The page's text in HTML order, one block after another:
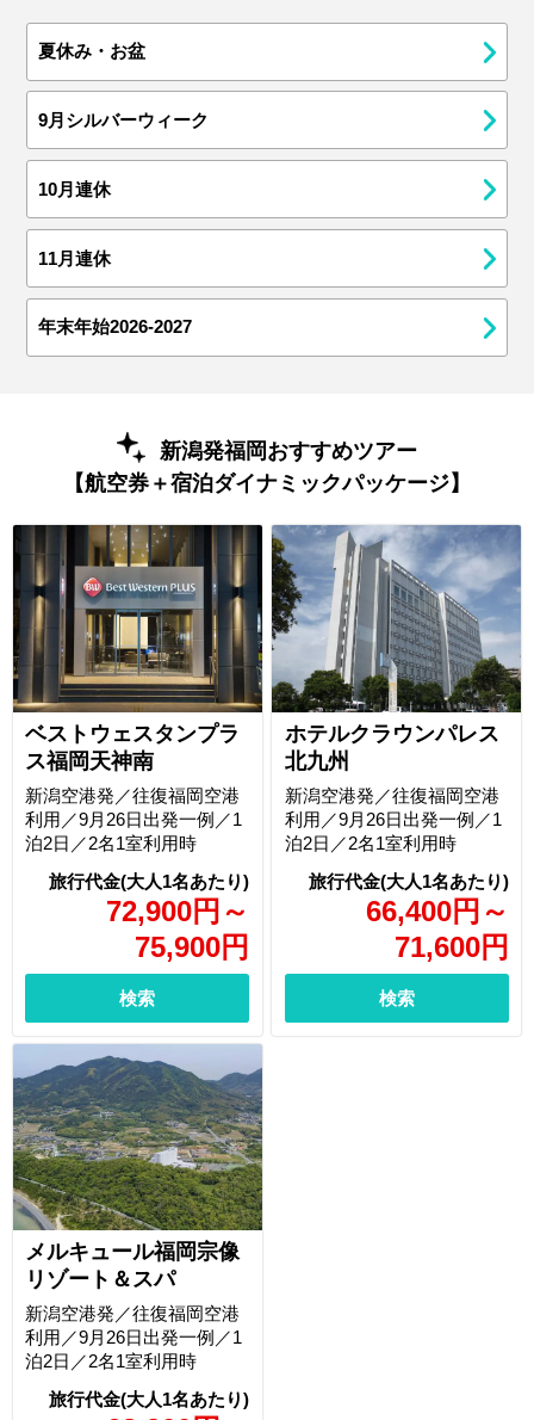
夏休み・お盆
9月シルバーウィーク
10月連休
11月連休
年末年始2026-2027
新潟発福岡おすすめツアー
【航空券＋宿泊ダイナミックパッケージ】
ベストウェスタンプラ
ス福岡天神南
72,900円 ～
75,900円
新潟空港発／往復福岡空港
利用／9月26日出発一例／1
泊2日／2名1室利用時
検索
ホテルクラウンパレス
北九州
66,400円 ～
71,600円
新潟空港発／往復福岡空港
利用／9月26日出発一例／1
泊2日／2名1室利用時
検索
メルキュール福岡宗像
リゾート＆スパ
新潟空港発／往復福岡空港
利用／9月26日出発一例／1
泊2日／2名1室利用時